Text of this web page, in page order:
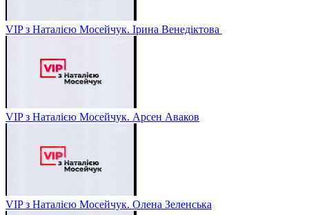
VIP з Наталією Мосейчук. Ірина Венедіктова
VIP з Наталією Мосейчук. Арсен Аваков
VIP з Наталією Мосейчук. Олена Зеленська